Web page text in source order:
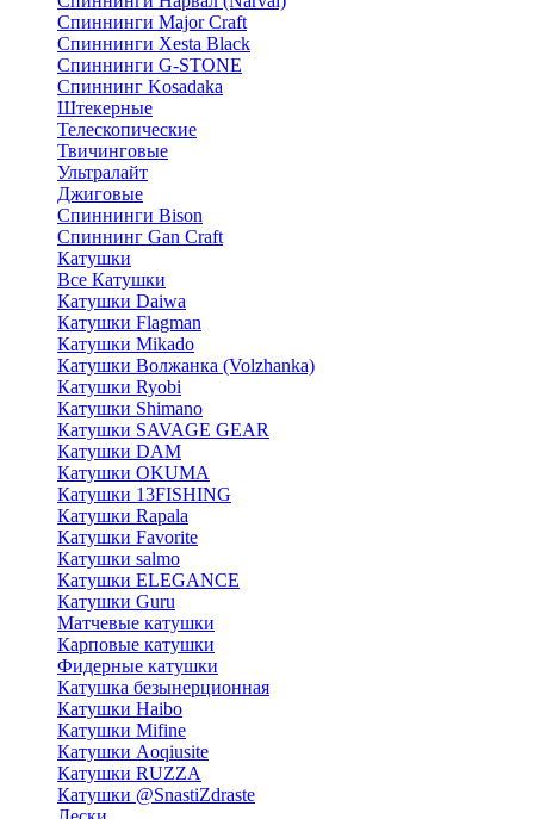
Спиннинги Major Craft
Спиннинги Xesta Black
Спиннинги G-STONE
Спиннинг Kosadaka
Штекерные
Телескопические
Твичинговые
Ультралайт
Джиговые
Спиннинги Bison
Спиннинг Gan Craft
Катушки
Все Катушки
Катушки Daiwa
Катушки Flagman
Катушки Mikado
Катушки Волжанка (Volzhanka)
Катушки Ryobi
Катушки Shimano
Катушки SAVAGE GEAR
Катушки DAM
Катушки OKUMA
Катушки 13FISHING
Катушки Rapala
Катушки Favorite
Катушки salmo
Катушки ELEGANCE
Катушки Guru
Матчевые катушки
Карповые катушки
Фидерные катушки
Катушка безынерционная
Катушки Haibo
Катушки Mifine
Катушки Aoqiusite
Катушки RUZZA
Катушки @SnastiZdraste